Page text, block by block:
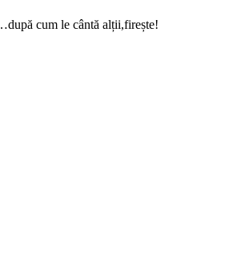
cum le cântă alții,firește!